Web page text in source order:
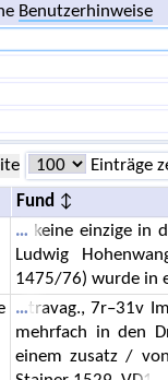
Benutzerhinweise
Einträge
Fund
keine einzige in
Ludwig
1475/76) wurde in
travag., 7r–31v
mehrfach in den
einem zusatz /